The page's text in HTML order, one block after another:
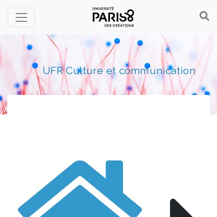
Panneau de gestion des cookies
UFR Culture et communication